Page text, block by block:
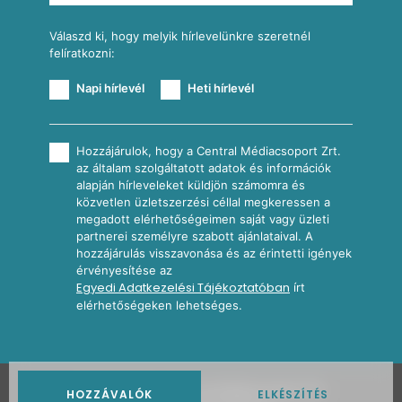
HOZZÁVALÓK ELKÉSZÍTÉS
Válaszd ki, hogy melyik hírlevelünkre szeretnél
felíratkozni:
Napi hírlevél Heti hírlevél
Hozzájárulok, hogy a Central Médiacsoport Zrt.
az általam szolgáltatott adatok és információk
alapján hírleveleket küldjön számomra és
közvetlen üzletszerzési céllal megkeressen a
megadott elérhetőségeimen saját vagy üzleti
partnerei személyre szabott ajánlataival. A
hozzájárulás visszavonása és az érintetti igények
érvényesítése az
Egyedi Adatkezelési Tájékoztatóban írt
elérhetőségeken lehetséges.
2026Nosalty · Central Médiacsoport Zrt.